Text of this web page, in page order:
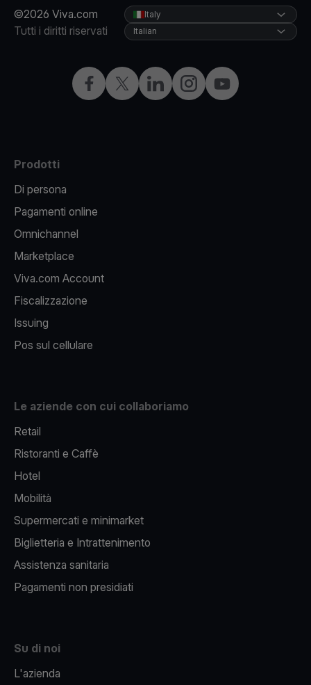
©2026 Viva.com
Tutti i diritti riservati
Facebook
X LinkedInInstagramYouTube
Italy
Italian
Prodotti
Di persona
Pagamenti online
Omnichannel
Marketplace
Viva.com Account
Fiscalizzazione
Issuing
Pos sul cellulare
Le aziende con cui collaboriamo
Retail
Ristoranti e Caffè
Hotel
Mobilità
Supermercati e minimarket
Biglietteria e Intrattenimento
Assistenza sanitaria
Pagamenti non presidiati
Su di noi
L'azienda